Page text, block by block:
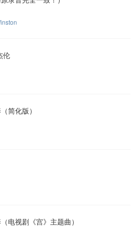
伦
简化版）
电视剧《宫》主题曲）